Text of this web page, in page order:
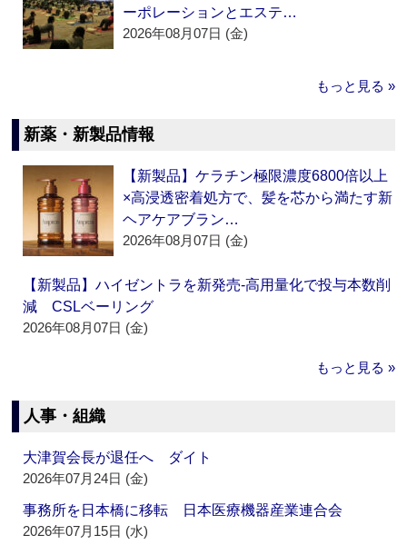
ーポレーションとエステ…
2026年08月07日 (金)
もっと見る »
新薬・新製品情報
【新製品】ケラチン極限濃度6800倍以上
×高浸透密着処方で、髪を芯から満たす新
ヘアケアブラン…
2026年08月07日 (金)
【新製品】ハイゼントラを新発売‐高用量化で投与本数削
減 CSLベーリング
2026年08月07日 (金)
もっと見る »
人事・組織
大津賀会長が退任へ ダイト
2026年07月24日 (金)
事務所を日本橋に移転 日本医療機器産業連合会
2026年07月15日 (水)